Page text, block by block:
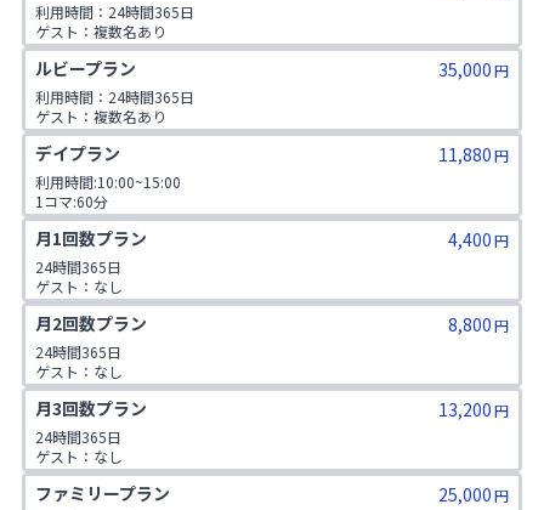
利用時間：24時間365日
ゲスト：複数名あり
1日2コマ予約可
ルビープラン 35,000円
利用時間：24時間365日
ゲスト：複数名あり
1日3コマ予約可
デイプラン 11,880円
利用時間:10:00~15:00
1コマ:60分
ゲスト:無し
月1回数プラン 4,400円
24時間365日
ゲスト：なし
月2回数プラン 8,800円
24時間365日
ゲスト：なし
月3回数プラン 13,200円
24時間365日
ゲスト：なし
ファミリープラン 25,000円